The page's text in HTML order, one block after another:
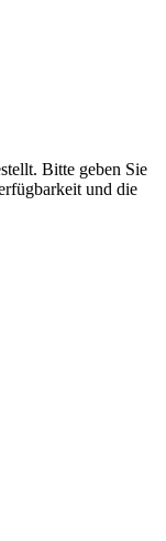
Bitte geben Sie
und die